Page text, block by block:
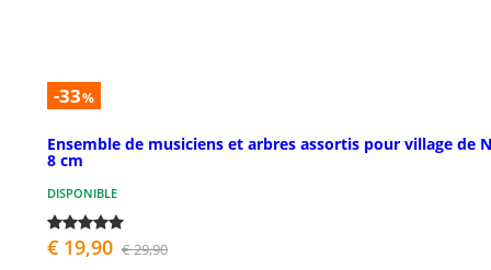
-33%
Ensemble de musiciens et arbres assortis pour village de
8 cm
DISPONIBLE
€ 19,90 € 29,90